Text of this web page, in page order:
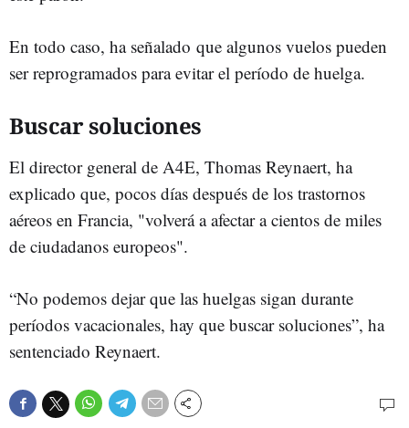
En todo caso, ha señalado que algunos vuelos pueden
ser reprogramados para evitar el período de huelga.
Buscar soluciones
El director general de A4E, Thomas Reynaert, ha
explicado que, pocos días después de los trastornos
aéreos en Francia, "volverá a afectar a cientos de miles
de ciudadanos europeos".
“No podemos dejar que las huelgas sigan durante
períodos vacacionales, hay que buscar soluciones”, ha
sentenciado Reynaert.